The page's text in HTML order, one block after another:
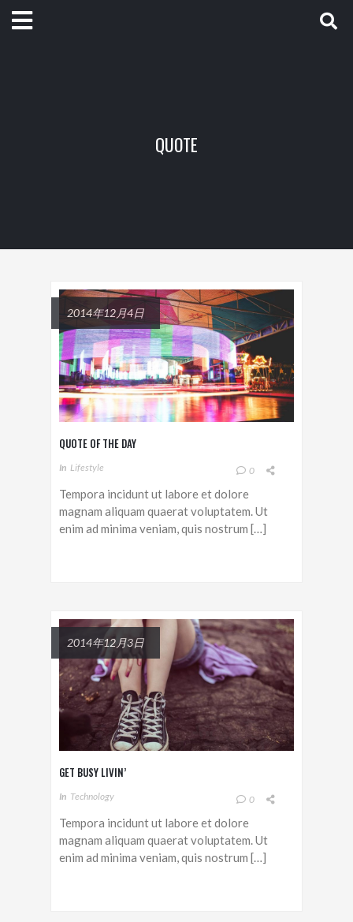
QUOTE
2014年12月4日
QUOTE OF THE DAY
In Lifestyle 0
Tempora incidunt ut labore et dolore
magnam aliquam quaerat voluptatem. Ut
enim ad minima veniam, quis nostrum […]
2014年12月3日
GET BUSY LIVIN’
In Technology 0
Tempora incidunt ut labore et dolore
magnam aliquam quaerat voluptatem. Ut
enim ad minima veniam, quis nostrum […]